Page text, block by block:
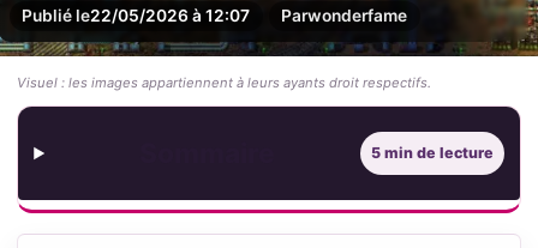
Publié le22/05/2026 à 12:07 Parwonderfame
Visuel : les images appartiennent à leurs ayants droit respectifs.
5 min de lecture